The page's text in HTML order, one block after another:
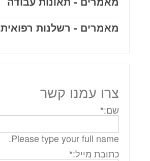
מאמרים - רשלנות רפואית
צרו עמנו קשר
שם:*
Please type your full name.
כתובת מייל:*